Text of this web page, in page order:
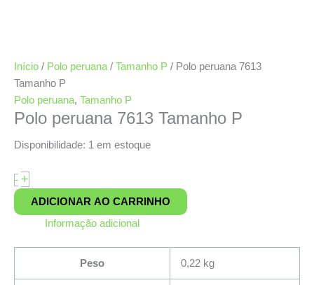
Início / Polo peruana / Tamanho P / Polo peruana 7613
Tamanho P
Polo peruana, Tamanho P
Polo peruana 7613 Tamanho P
Disponibilidade: 1 em estoque
- +
ADICIONAR AO CARRINHO
Informação adicional
Peso 0,22 kg